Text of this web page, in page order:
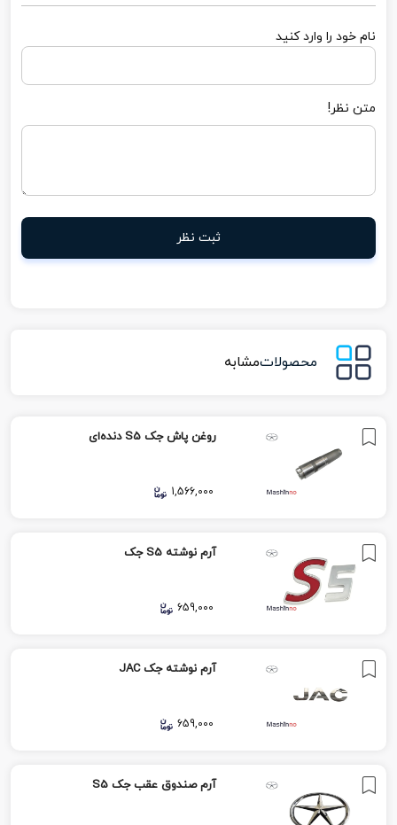
نام خود را وارد کنید
متن نظر!
ثبت نظر
محصولاتمشابه
روغن پاش جک S5 دنده‌ای
1,566,000
آرم نوشته S5 جک
659,000
آرم نوشته جک JAC
659,000
آرم صندوق عقب جک S5